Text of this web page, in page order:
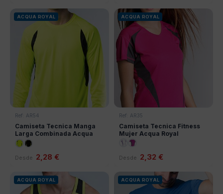
ACQUA ROYAL
Ref: AR54
Camiseta Tecnica Manga
Larga Combinada Acqua
Royal
Desde 2,28 €
ACQUA ROYAL
Ref: AR35
Camiseta Tecnica Fitness
Mujer Acqua Royal
Desde 2,32 €
ACQUA ROYAL ACQUA ROYAL